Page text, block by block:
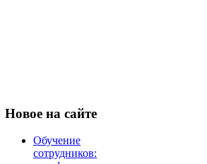
Новое на сайте
Обучение
сотрудников: